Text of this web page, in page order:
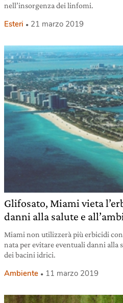
nell’insorgenza dei linfomi.
Esteri 21 marzo 2019
Glifosato, Miami vieta
danni alla salute e
Miami non utilizzerà più erbicidi
nata per evitare eventuali danni alla
dei bacini idrici.
Ambiente 11 marzo 2019